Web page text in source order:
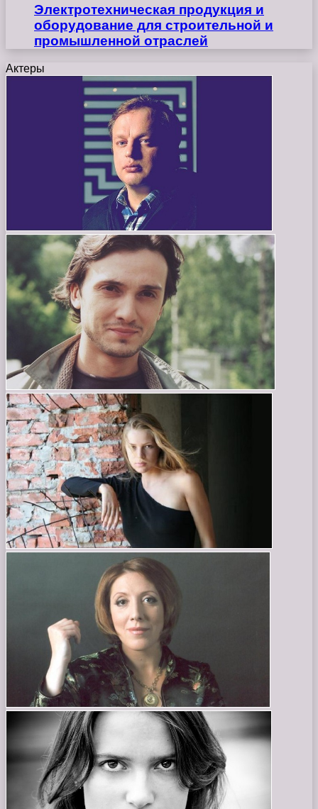
Электротехническая продукция и
оборудование для строительной и
промышленной отраслей
Актеры